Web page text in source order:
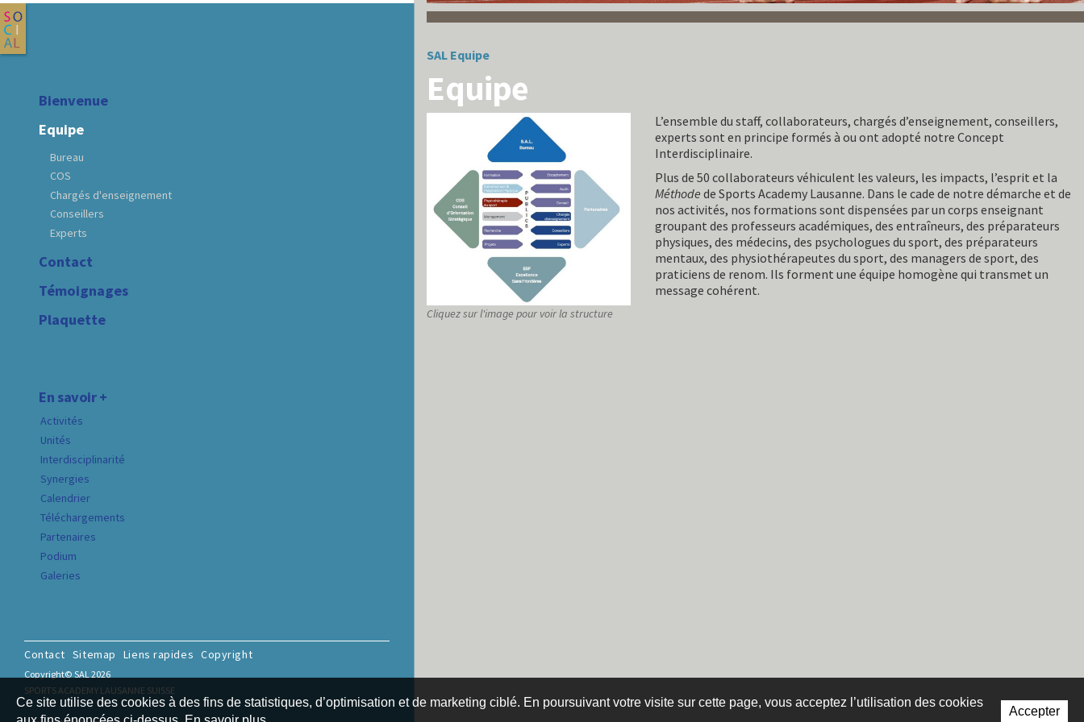
Bienvenue
Equipe
Bureau
COS
Chargés d'enseignement
Conseillers
Experts
Contact
Témoignages
Plaquette
En savoir +
Activités
Unités
Interdisciplinarité
Synergies
Calendrier
Téléchargements
Partenaires
Podium
Galeries
SAL Equipe
Equipe
Cliquez sur l'image pour voir la structure
L’ensemble du staff, collaborateurs, chargés d’enseignement, conseillers,
experts sont en principe formés à ou ont adopté notre Concept
Interdisciplinaire.
Plus de 50 collaborateurs véhiculent les valeurs, les impacts, l’esprit et la
Méthode de Sports Academy Lausanne. Dans le cade de notre démarche et de
nos activités, nos formations sont dispensées par un corps enseignant
groupant des professeurs académiques, des entraîneurs, des préparateurs
physiques, des médecins, des psychologues du sport, des préparateurs
mentaux, des physiothérapeutes du sport, des managers de sport, des
praticiens de renom. Ils forment une équipe homogène qui transmet un
message cohérent.
Contact Sitemap Liens rapides Copyright
Copyright© SAL 2026
SPORTS ACADEMY LAUSANNE SUISSE
Ce site utilise des cookies à des fins de statistiques, d’optimisation et de marketing ciblé. En poursuivant votre visite sur cette page, vous acceptez l’utilisation des cookies
Accepter